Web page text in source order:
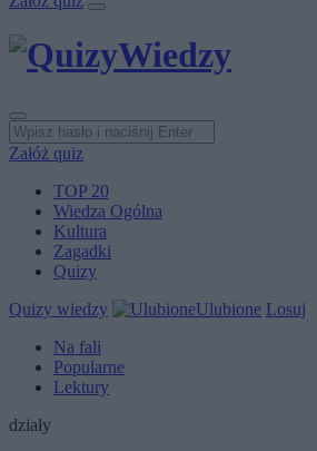
Załóż quiz
TOP 20
Wiedza Ogólna
Kultura
Zagadki
Quizy
Quizy wiedzy
Ulubione Losuj
Na fali
Popularne
Lektury
działy